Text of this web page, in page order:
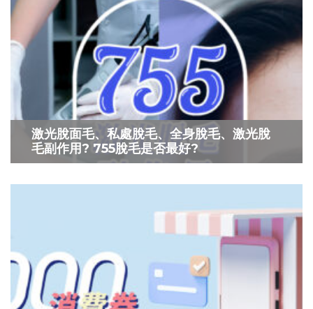
激光脫面毛、私處脫毛、全身脫毛、激光脫
毛副作用? 755脫毛是否最好?